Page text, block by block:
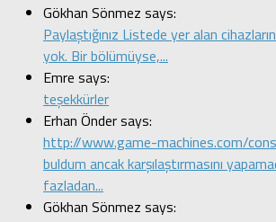
Gökhan Sönmez says:
Paylaştığınız Listede yer alan
yok. Bir bölümüyse,...
Emre says:
teşekkürler
Erhan Önder says:
http://www.game-machines.com/
buldum ancak karşılaştırmasını
fazladan...
Gökhan Sönmez says: